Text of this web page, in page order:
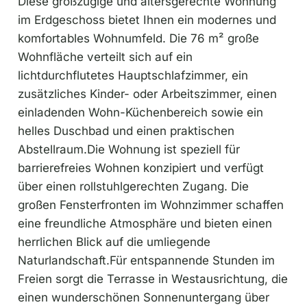
im Erdgeschoss bietet Ihnen ein modernes und
komfortables Wohnumfeld. Die 76 m² große
Wohnfläche verteilt sich auf ein
lichtdurchflutetes Hauptschlafzimmer, ein
zusätzliches Kinder- oder Arbeitszimmer, einen
einladenden Wohn-Küchenbereich sowie ein
helles Duschbad und einen praktischen
Abstellraum.Die Wohnung ist speziell für
barrierefreies Wohnen konzipiert und verfügt
über einen rollstuhlgerechten Zugang. Die
großen Fensterfronten im Wohnzimmer schaffen
eine freundliche Atmosphäre und bieten einen
herrlichen Blick auf die umliegende
Naturlandschaft.Für entspannende Stunden im
Freien sorgt die Terrasse in Westausrichtung, die
einen wunderschönen Sonnenuntergang über